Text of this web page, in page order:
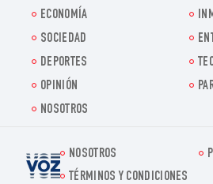
ECONOMÍA
SOCIEDAD
DEPORTES
OPINIÓN
NOSOTROS
Voz.us
NOSOTROS
TÉRMINOS Y CONDICIONES